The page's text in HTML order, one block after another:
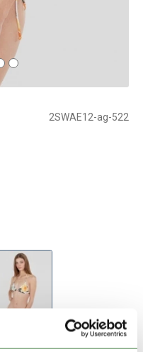
2SWAE12-ag-522